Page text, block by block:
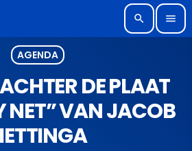
search menu
AGENDA
DE PLAAT
NET” VAN JACOB